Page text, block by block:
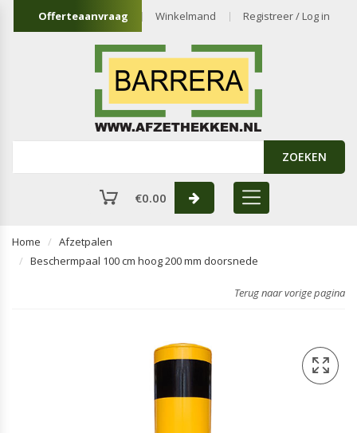
Offerteaanvraag Winkelmand Registreer / Log in
ZOEKEN
€0.00
Home
Afzetpalen
Beschermpaal 100 cm hoog 200 mm doorsnede
Terug naar vorige pagina